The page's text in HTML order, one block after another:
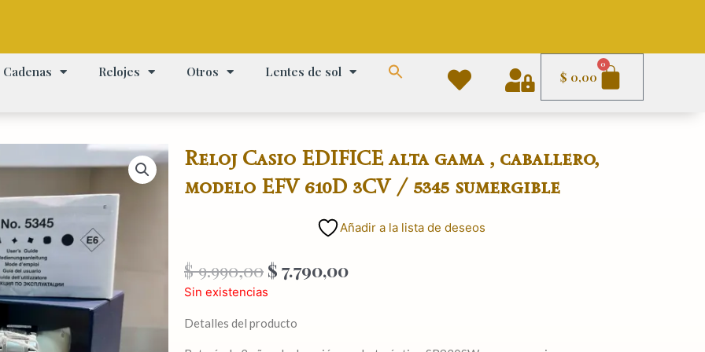
Cadenas Relojes Otros Lentes de sol $ 0,00
0
Carrito
Reloj Casio EDIFICE alta gama , caballero,
modelo EFV 610D 3CV / 5345 sumergible
Añadir a la lista de deseos
$9.990,00 El
precio
era:
$ 9.990,00.
$ 7.790,00El
$ 7.790,00.
Sin existencias
Detalles del producto